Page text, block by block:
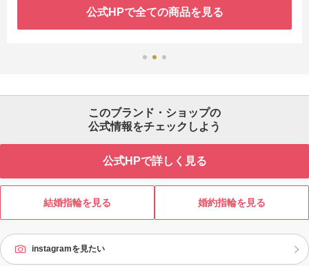
公式HPで全ての商品を見る
このブランド・ショップの
公式情報をチェックしよう
公式HPで詳しく見る
結婚指輪を見る 婚約指輪を見る
instagramを見たい